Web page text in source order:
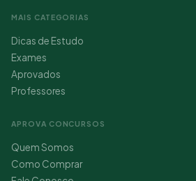
MAIS CATEGORIAS
Dicas de Estudo
Exames
Aprovados
Professores
APROVA CONCURSOS
Quem Somos
Como Comprar